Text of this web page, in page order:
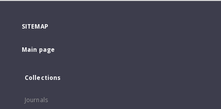
SITEMAP
Main page
Collections
Journals